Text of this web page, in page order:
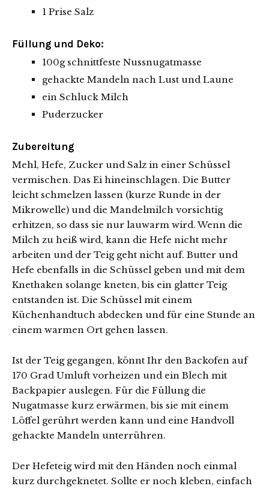
1 Prise Salz
Füllung und Deko:
100g schnittfeste Nussnugatmasse
gehackte Mandeln nach Lust und Laune
ein Schluck Milch
Puderzucker
Zubereitung
Mehl, Hefe, Zucker und Salz in einer Schüssel
vermischen. Das Ei hineinschlagen. Die Butter
leicht schmelzen lassen (kurze Runde in der
Mikrowelle) und die Mandelmilch vorsichtig
erhitzen, so dass sie nur lauwarm wird. Wenn die
Milch zu heiß wird, kann die Hefe nicht mehr
arbeiten und der Teig geht nicht auf. Butter und
Hefe ebenfalls in die Schüssel geben und mit dem
Knethaken solange kneten, bis ein glatter Teig
entstanden ist. Die Schüssel mit einem
Küchenhandtuch abdecken und für eine Stunde an
einem warmen Ort gehen lassen.
Ist der Teig gegangen, könnt Ihr den Backofen auf
170 Grad Umluft vorheizen und ein Blech mit
Backpapier auslegen. Für die Füllung die
Nugatmasse kurz erwärmen, bis sie mit einem
Löffel gerührt werden kann und eine Handvoll
gehackte Mandeln unterrühren.
Der Hefeteig wird mit den Händen noch einmal
kurz durchgeknetet. Sollte er noch kleben, einfach